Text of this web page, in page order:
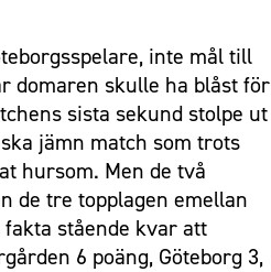
inte mål till
domaren skulle ha blåst för
sista sekund stolpe ut
jämn match som trots
hursom. Men de två
de tre topplagen emellan
stående kvar att
6 poäng, Göteborg 3,